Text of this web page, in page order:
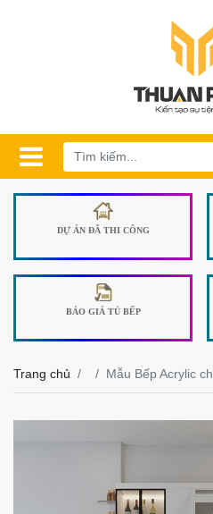
DỰ ÁN ĐÃ THI CÔNG
BÁO GIÁ TỦ BẾP
Trang chủ Mẫu Bếp Acrylic